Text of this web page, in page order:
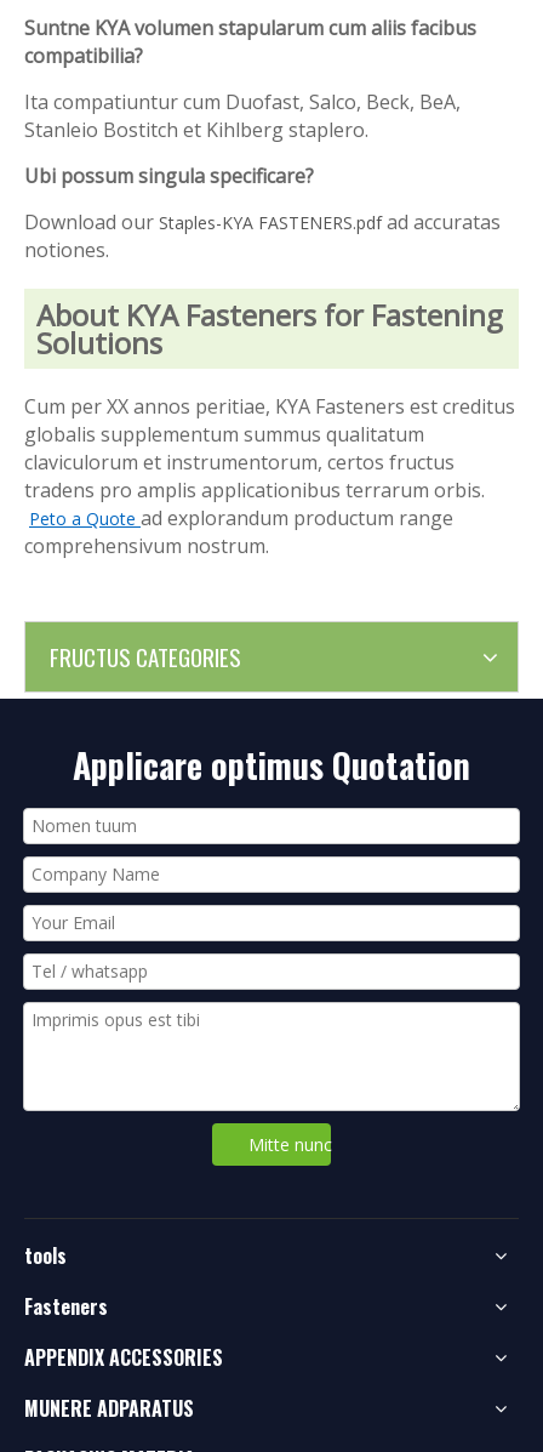
Suntne KYA volumen stapularum cum aliis facibus
compatibilia?
Ita compatiuntur cum Duofast, Salco, Beck, BeA,
Stanleio Bostitch et Kihlberg staplero.
Ubi possum singula specificare?
Download our Staples-KYA FASTENERS.pdfad accuratas
notiones.
About KYA Fasteners for Fastening
Solutions
Cum per XX annos peritiae, KYA Fasteners est creditus
globalis supplementum summus qualitatum
claviculorum et instrumentorum, certos fructus
tradens pro amplis applicationibus terrarum orbis.
Peto a Quote ad explorandum productum range
comprehensivum nostrum.
FRUCTUS CATEGORIES
Applicare optimus Quotation
Mitte nunc
tools
Fasteners
APPENDIX ACCESSORIES
MUNERE ADPARATUS